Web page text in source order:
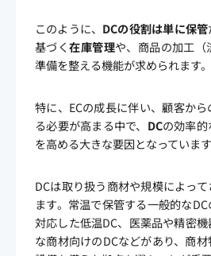
このように、 DCの役割は単に保管
基づく在庫管理や、商品の加工（
準備を整える機能が求められます。
特に、ECの成長に伴い、顧客か
る必要が高まる中で、 DCの効率的
を高める大きな要因となっています
DCは取り扱う商材や規模によっ
ます。常温で保管する一般的な
対応した低温DC、医薬品や精密
な商材向けのDCなどがあり、商